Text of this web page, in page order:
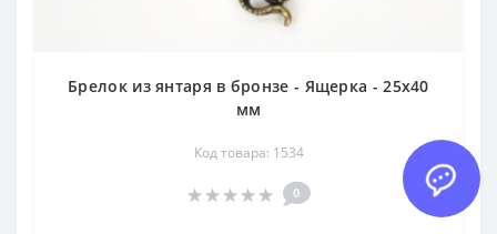
Брелок из янтаря в бронзе - Ящерка - 25х40
мм
Код товара: 1534
0